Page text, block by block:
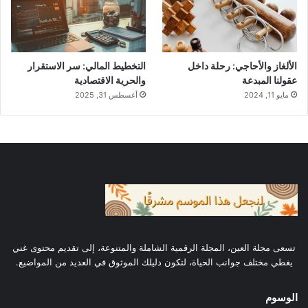
والروماني
قبل الميلاد
الخشب
والجلود
الصيني القديم
استخدام
منظومات
كيف يعمل المنجنيق: الأسس التقنية
فكرة المنجنيق تعتمد على تحويل الطاقة المخزنة
في الحبال أو القضبان المرنة إلى قوة دفع عالية.
هذا يحدث عند إطلاق حجر أو مقذوف. النصوص
الألغاز والأحاجي: رحلة داخل
عقولنا المبدعة
مايو 11, 2024
التخطيط المالي: سر الاستقرار
والحرية الاقتصادية
أغسطس 31, 2025
تسعى مجلة العين، المجلة الرقمية الشاملة والمتنوعة، إلى تقديم محتوى غني
يغطي مختلف جوانب الحياة، لتكون دليلك الموثوق في العديد من المواضيع.
الوسوم